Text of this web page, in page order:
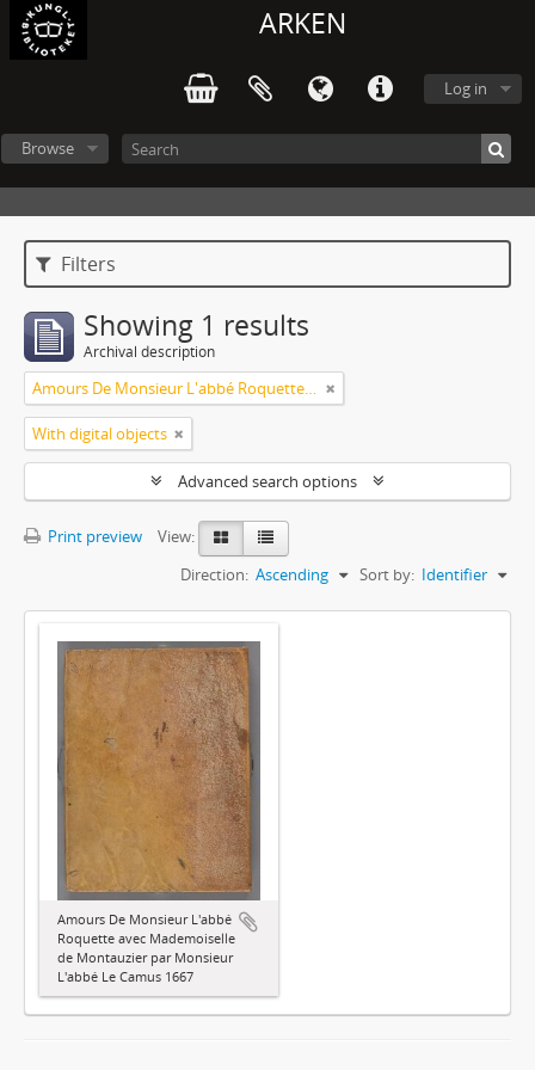
ARKEN
Log in
Browse
Filters
Showing 1 results
Archival description
Amours De Monsieur L'abbé Roquette avec Mademoiselle de Montauzier par Monsieur L'abbé Le Camus 1667
With digital objects
Advanced search options
Print preview
View:
Sort by: Identifier
Direction: Ascending
Amours De Monsieur L'abbé
Roquette avec Mademoiselle
de Montauzier par Monsieur
L'abbé Le Camus 1667